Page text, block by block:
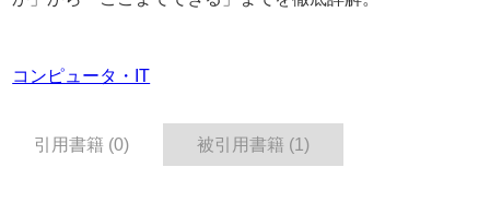
コンピュータ・IT
引用書籍 (0) 被引用書籍 (1)